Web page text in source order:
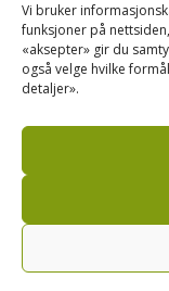
Vi bruker
funksjoner på
«aksepter» gir du
også velge hvilke
detaljer».Kusignal
om kusignal i
Bondevennen